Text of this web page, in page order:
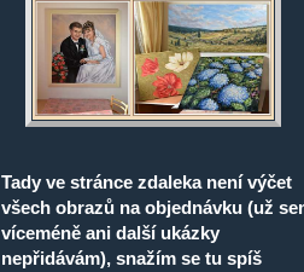
Tady ve stránce zdaleka není výčet
všech obrazů na objednávku (už
víceméně ani další ukázky
nepřidávám), snažím se tu spíš